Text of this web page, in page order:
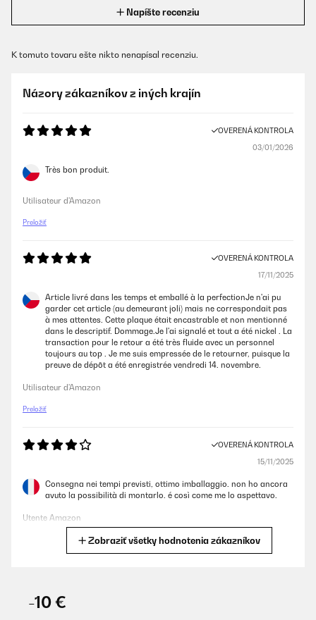
Napíšte recenziu
K tomuto tovaru ešte nikto nenapísal recenziu.
Názory zákazníkov z iných krajín
OVERENÁ KONTROLA
03/01/2026
Très bon produit.
Utilisateur d'Amazon
Preložiť
OVERENÁ KONTROLA
17/11/2025
Article livré dans les temps et emballé à la perfectionJe n'ai pu
garder cet article (au demeurant joli) mais ne correspondait pas
à mes attentes. Cette plaque était encastrable et non mentionné
dans le descriptif. Dommage.Je l'ai signalé et tout a été nickel . La
transaction pour le retour a été très fluide avec un personnel
toujours au top . Je me suis empressée de le retourner, puisque la
preuve de dépôt a été enregistrée vendredi 14. novembre.
Utilisateur d'Amazon
Preložiť
OVERENÁ KONTROLA
15/11/2025
Consegna nei tempi previsti, ottimo imballaggio. non ho ancora
avuto la possibilità di montarlo. é così come me lo aspettavo.
Utente Amazon
Zobraziť všetky hodnotenia zákazníkov
-10 €